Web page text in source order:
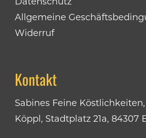
Allgemeine
Widerruf
Kontakt
Sabines Feine
Köppl, Stadtplatz 21a, 84307